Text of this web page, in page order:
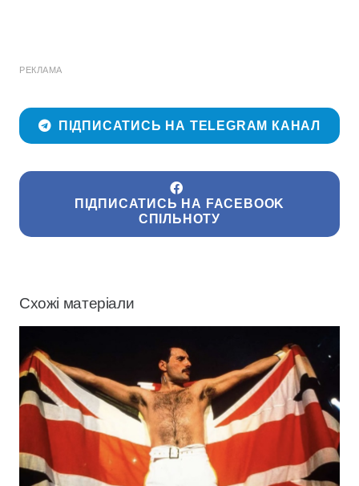
РЕКЛАМА
ПІДПИСАТИСЬ НА TELEGRAM КАНАЛ
ПІДПИСАТИСЬ НА FACEBOOK
СПІЛЬНОТУ
Схожі матеріали